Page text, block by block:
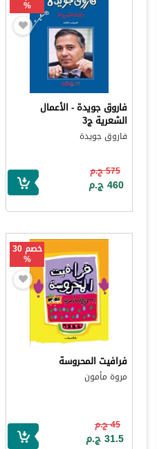
%
فاروق جويدة - الأعمال
الشعرية ج3
فاروق جويدة
575 ج.م
460 ج.م
خصم 30
%
فرافيت المحروسة
مروة مأمون
45 ج.م
31.5 ج.م